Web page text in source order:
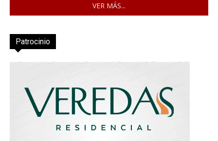
VER MÁS...
Patrocinio